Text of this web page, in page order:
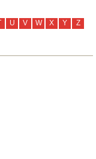
U V W X Y Z